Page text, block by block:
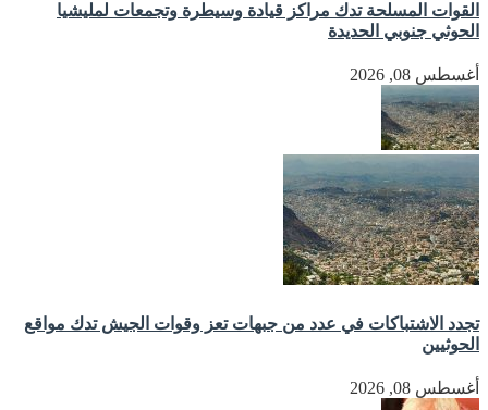
القوات المسلحة تدك مراكز قيادة وسيطرة وتجمعات لمليشيا
الحوثي جنوبي الحديدة
أغسطس 08, 2026
تجدد الاشتباكات في عدد من جبهات تعز وقوات الجيش تدك مواقع
الحوثيين
أغسطس 08, 2026